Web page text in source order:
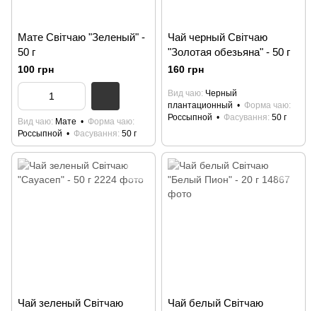
Мате Світчаю "Зеленый" -
50 г
100 грн
Вид чаю Мате
Форма чаю
Россыпной
Фасування 50 г
Чай черный Світчаю
"Золотая обезьяна" - 50 г
160 грн
Вид чаю Черный
плантационный
Форма чаю
Россыпной
Фасування 50 г
Чай зеленый Світчаю
Чай белый Світчаю